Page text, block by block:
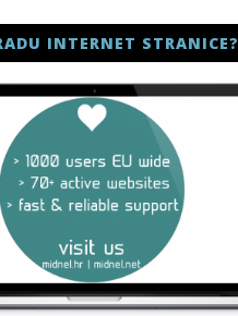
INTERNET STRANICE?